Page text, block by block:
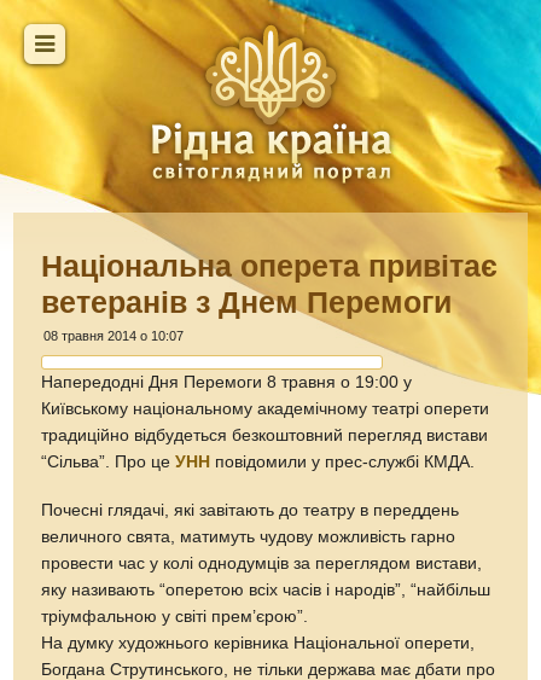
Національна оперета привітає
ветеранів з Днем Перемоги
08 травня 2014 о 10:07
Напередодні Дня Перемоги 8 травня о 19:00 у
Київському національному академічному театрі оперети
традиційно відбудеться безкоштовний перегляд вистави
“Сільва”. Про цеУНН повідомили у прес-службі КМДА.
Почесні глядачі, які завітають до театру в переддень
величного свята, матимуть чудову можливість гарно
провести час у колі однодумців за переглядом вистави,
яку називають “оперетою всіх часів і народів”, “найбільш
тріумфальною у світі прем’єрою”.
На думку художнього керівника Національної оперети,
Богдана Струтинського, не тільки держава має дбати про